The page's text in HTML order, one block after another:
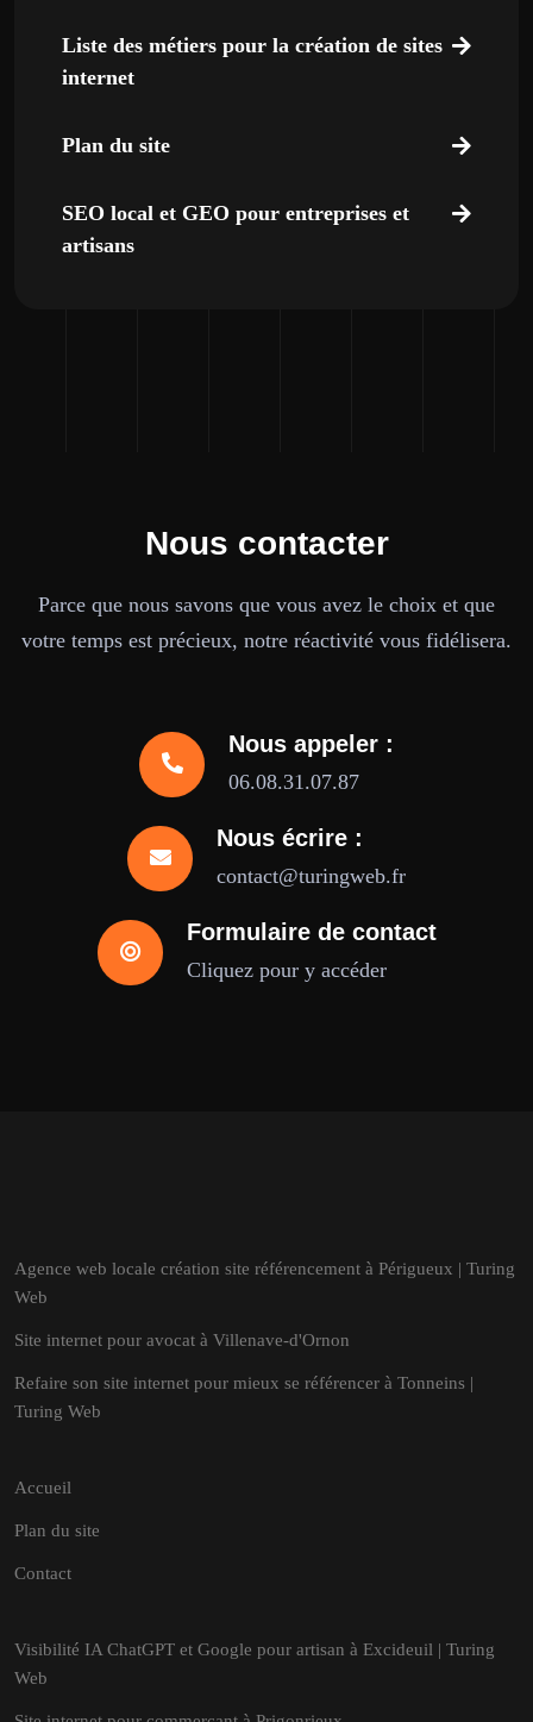
Liste des métiers pour la création de sites
internet
Plan du site
SEO local et GEO pour entreprises et
artisans
Nous contacter
Parce que nous savons que vous avez le choix et que
votre temps est précieux, notre réactivité vous fidélisera.
Nous appeler :
06.08.31.07.87
Nous écrire :
contact@turingweb.fr
Formulaire de contact
Cliquez pour y accéder
Agence web locale création site référencement à Périgueux | Turing
Web
Site internet pour avocat à Villenave-d'Ornon
Refaire son site internet pour mieux se référencer à Tonneins |
Turing Web
Accueil
Plan du site
Contact
Visibilité IA ChatGPT et Google pour artisan à Excideuil | Turing
Web